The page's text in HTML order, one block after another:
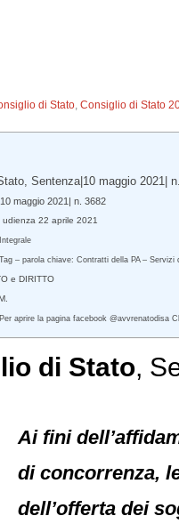
di Stato,Consiglio di Stato
Sentenza|10 maggio 2021|
maggio 2021| n. 3682
udienza 22 aprile 2021
Integrale
Tag – parola chiave: Contratti della PA –
e DIRITTO
Per aprire la pagina facebook @avvrenatodisa
di Stato,
Ai fini
di concorrenza,
dell’offerta dei